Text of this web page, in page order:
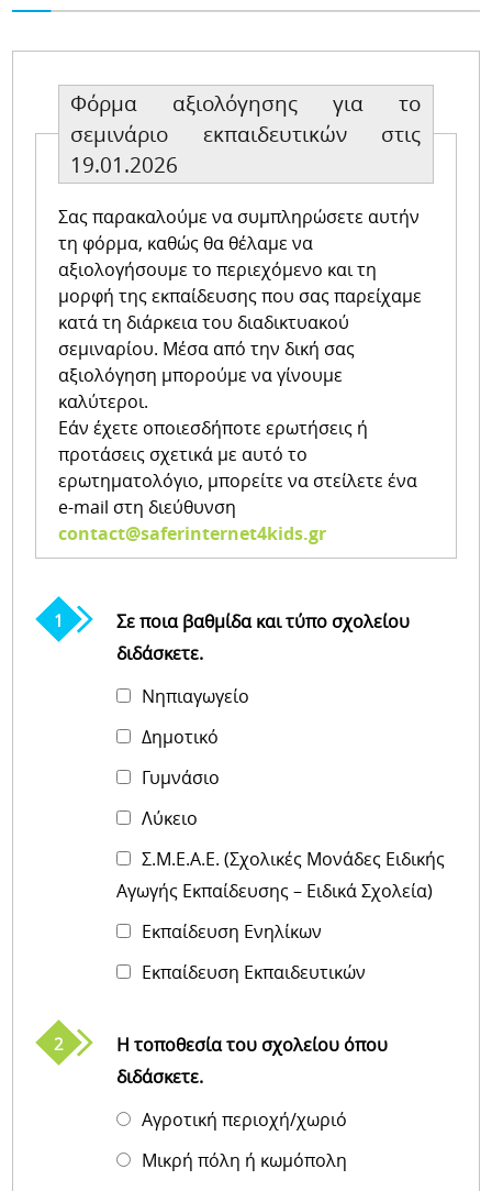
Φόρμα αξιολόγησης για το
σεμινάριο εκπαιδευτικών στις
19.01.2026
Σας παρακαλούμε να συμπληρώσετε αυτήν
τη φόρμα, καθώς θα θέλαμε να
αξιολογήσουμε το περιεχόμενο και τη
μορφή της εκπαίδευσης που σας παρείχαμε
κατά τη διάρκεια του διαδικτυακού
σεμιναρίου. Μέσα από την δική σας
αξιολόγηση μπορούμε να γίνουμε
καλύτεροι.
Εάν έχετε οποιεσδήποτε ερωτήσεις ή
προτάσεις σχετικά με αυτό το
ερωτηματολόγιο, μπορείτε να στείλετε ένα
e-mail στη διεύθυνση
contact@saferinternet4kids.gr
Σε ποια βαθμίδα και τύπο σχολείου
διδάσκετε.
Νηπιαγωγείο
Δημοτικό
Γυμνάσιο
Λύκειο
Σ.Μ.Ε.Α.E. (Σχολικές Μονάδες Ειδικής
Αγωγής Εκπαίδευσης – Ειδικά Σχολεία)
Εκπαίδευση Ενηλίκων
Εκπαίδευση Εκπαιδευτικών
Η τοποθεσία του σχολείου όπου
διδάσκετε.
Αγροτική περιοχή/χωριό
Μικρή πόλη ή κωμόπολη